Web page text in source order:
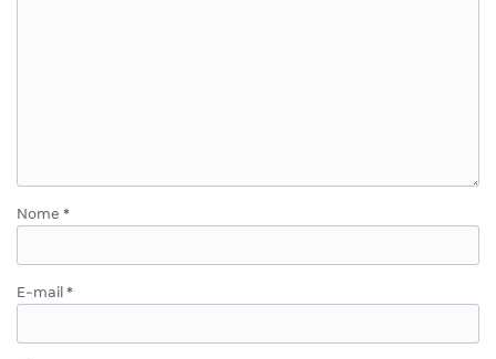
Nome *
E-mail *